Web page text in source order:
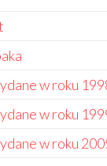
w roku
w roku
w roku